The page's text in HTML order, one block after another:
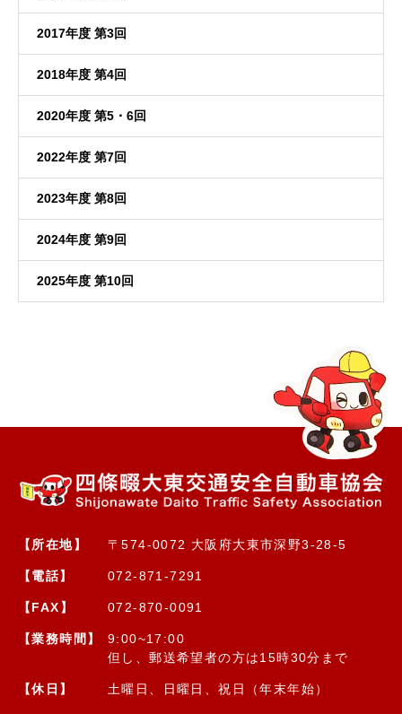
2017年度 第3回
2018年度 第4回
2020年度 第5・6回
2022年度 第7回
2023年度 第8回
2024年度 第9回
2025年度 第10回
【所在地】 〒574-0072 大阪府大東市深野3-28-5
【電話】 072-871-7291
【FAX】 072-870-0091
【業務時間】
9:00~17:00
但し、郵送希望者の方は15時30分まで
【休日】 土曜日、日曜日、祝日（年末年始）